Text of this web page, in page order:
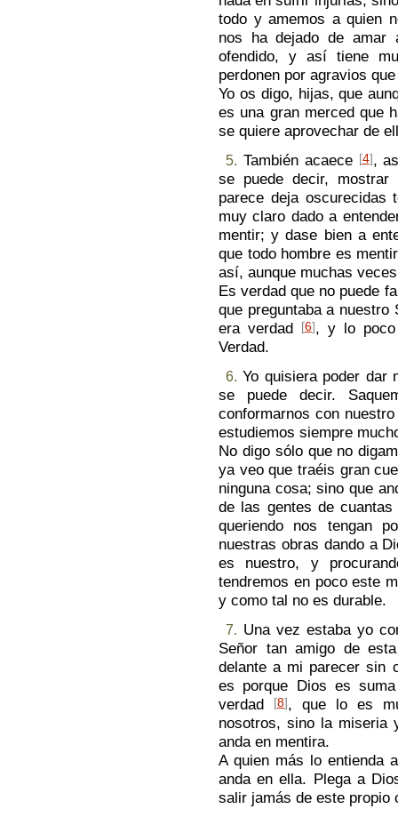
todo y amemos a quien
nos ha dejado de amar
ofendido, y así tiene
perdonen por agravios
Yo os digo, hijas, que
es una gran merced que
se quiere aprovechar de
5. También acaece [4],
se puede decir,
parece deja
muy claro dado a
mentir; y dase bien a
que todo hombre es
así, aunque muchas
Es verdad que no puede
que preguntaba a nuestro
era verdad
[6], y lo poco
Verdad.
6. Yo quisiera poder dar
se puede decir.
conformarnos con
estudiemos siempre
No digo sólo que no
ya veo que traéis gran
ninguna cosa; sino que
de las gentes de
queriendo nos tengan
nuestras obras dando a
es nuestro, y
tendremos en poco este
y como tal no es durable.
7. Una vez estaba yo
Señor tan amigo de
delante ­a mi parecer sin
es porque Dios es
verdad
[8], que lo es
nosotros, sino la miseria
anda en mentira.
A quien más lo entienda
anda en ella. Plega a
salir jamás de este propio